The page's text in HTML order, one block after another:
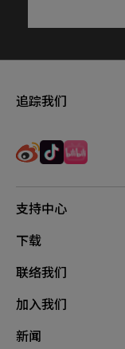
追踪我们
支持中心
下载
联络我们
加入我们
新闻